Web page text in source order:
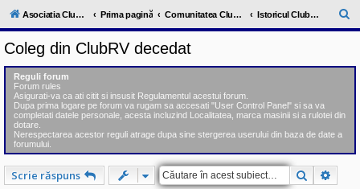
l
u
V
c
o
m
u
n
i
t
a
e
a
Asociatia ClubRV-RO Prima pagină Comunitatea ClubRV Istoricul Clubului in imagini si cuvinte
ă
Coleg din ClubRV decedat
Reguli forum
Forum rules
Asigurati-va ca ati citit si insusit Regulamentul acestui forum.
Dupa prima logare pe forum va rugam sa accesati "User Control Panel" si sa va
completati datele personale, acesta incluzind Localitatea, marca masinii si a rulotei din
dotare.
Nerespectarea acestor reguli atrage dupa sine stergerea userului din baza de date a
forumului.
Scrie răspuns Căutare